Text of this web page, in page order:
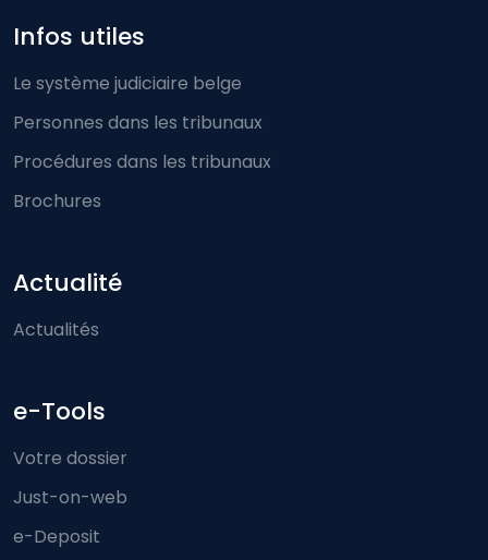
Infos utiles
Le système judiciaire belge
Personnes dans les tribunaux
Procédures dans les tribunaux
Brochures
Actualité
Actualités
e-Tools
Votre dossier
Just-on-web
e-Deposit